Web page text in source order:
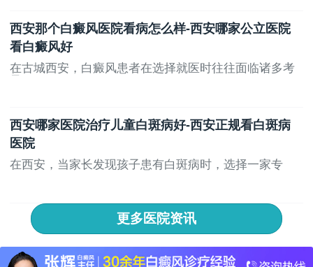
西安那个白癜风医院看病怎么样-西安哪家公立医院
看白癜风好
在古城西安，白癜风患者在选择就医时往往面临诸多考
西安哪家医院治疗儿童白斑病好-西安正规看白斑病
医院
在西安，当家长发现孩子患有白斑病时，选择一家专
更多医院资讯